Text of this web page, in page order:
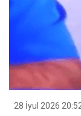
28 İyul 2026